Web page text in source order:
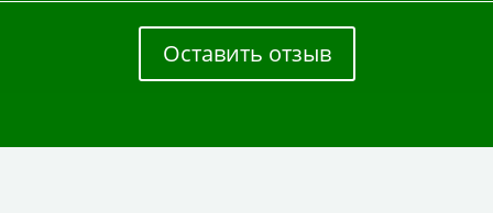
Оставить отзыв